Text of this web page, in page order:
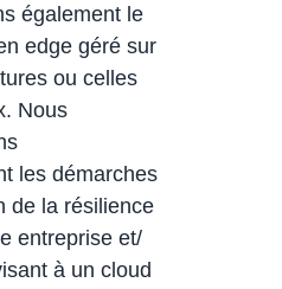
également le
edge géré sur
ou celles
Nous
les démarches
de la résilience
entreprise et/
à un cloud